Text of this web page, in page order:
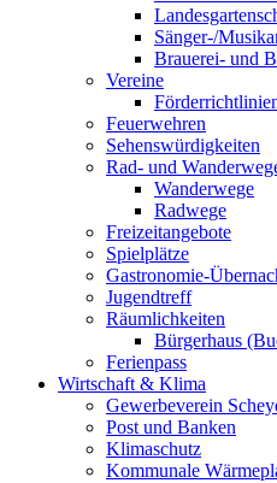
Sänger-/
Brauerei- und
Vereine
Feuerwehren
Sehenswürdigkeiten
Rad- und
Wanderwege
Radwege
Freizeitangebote
Spielplätze
Gastronomie-
Jugendtreff
Räumlichkeiten
Bürgerhaus
Ferienpass
Wirtschaft & Klima
Gewerbeverein
Post und Banken
Klimaschutz
Kommunale